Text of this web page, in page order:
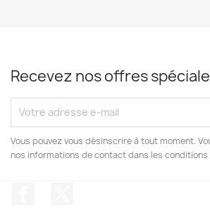
Recevez nos offres
Vous pouvez vous désinscrire à tout moment.
nos informations de contact dans les